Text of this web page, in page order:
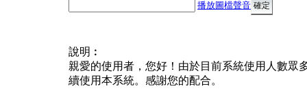
播放圖檔聲音
說明︰
親愛的使用者，您好！由於目前系統使用人數眾
續使用本系統。感謝您的配合。